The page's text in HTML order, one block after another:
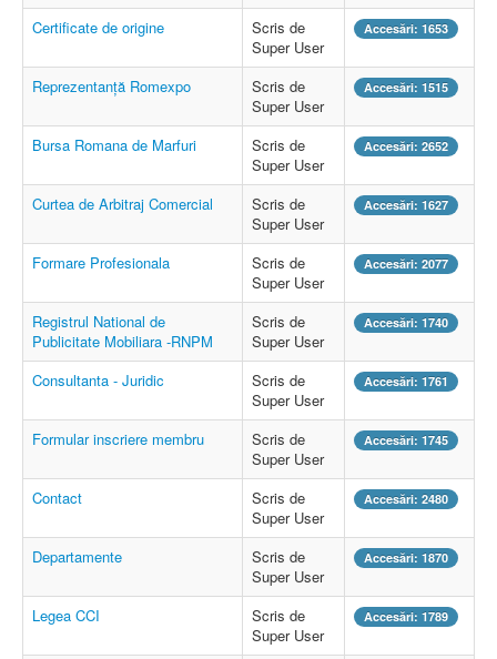
Certificate de origine
Scris de
Super User
Accesări: 1653
Reprezentanță Romexpo
Scris de
Super User
Accesări: 1515
Bursa Romana de Marfuri
Scris de
Super User
Accesări: 2652
Curtea de Arbitraj Comercial
Scris de
Super User
Accesări: 1627
Formare Profesionala
Scris de
Super User
Accesări: 2077
Registrul National de
Publicitate Mobiliara -RNPM
Scris de
Super User
Accesări: 1740
Consultanta - Juridic
Scris de
Super User
Accesări: 1761
Formular inscriere membru
Scris de
Super User
Accesări: 1745
Contact
Scris de
Super User
Accesări: 2480
Departamente
Scris de
Super User
Accesări: 1870
Legea CCI
Scris de
Super User
Accesări: 1789